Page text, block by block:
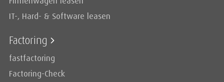
IT-, Hard- & Software leasen
Factoring
fastfactoring
Factoring-Check